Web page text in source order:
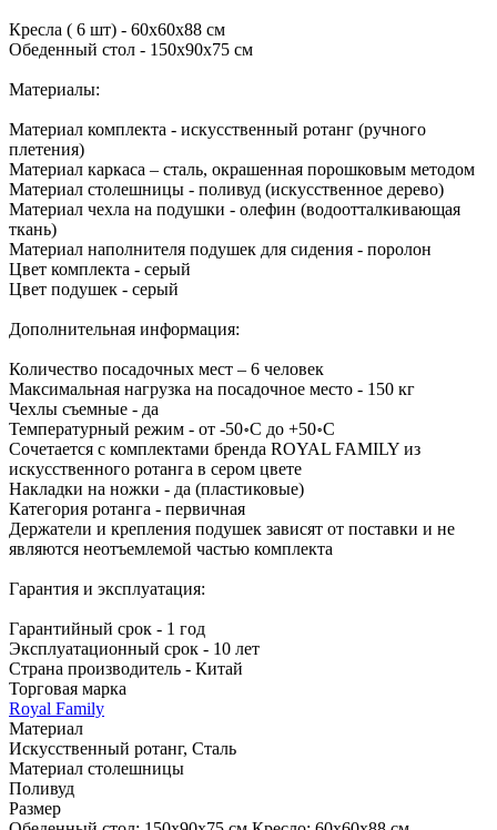
Кресла ( 6 шт) - 60х60х88 см
Обеденный стол - 150х90х75 см
Материалы:
Материал комплекта - искусственный ротанг (ручного
плетения)
Материал каркаса – сталь, окрашенная порошковым методом
Материал столешницы - поливуд (искусственное дерево)
Материал чехла на подушки - олефин (водоотталкивающая
ткань)
Материал наполнителя подушек для сидения - поролон
Цвет комплекта - серый
Цвет подушек - серый
Дополнительная информация:
Количество посадочных мест – 6 человек
Максимальная нагрузка на посадочное место - 150 кг
Чехлы съемные - да
Температурный режим - от -50॰C до +50॰C
Сочетается с комплектами бренда ROYAL FAMILY из
искусственного ротанга в сером цвете
Накладки на ножки - да (пластиковые)
Категория ротанга - первичная
Держатели и крепления подушек зависят от поставки и не
являются неотъемлемой частью комплекта
Гарантия и эксплуатация:
Гарантийный срок - 1 год
Эксплуатационный срок - 10 лет
Страна производитель - Китай
Торговая марка
Royal Family
Материал
Искусственный ротанг, Сталь
Материал столешницы
Поливуд
Размер